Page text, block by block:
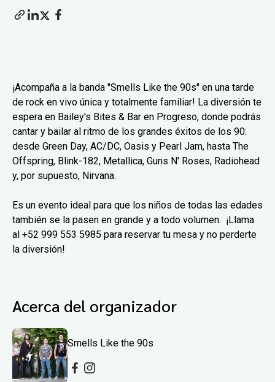
¡Acompaña a la banda "Smells Like the 90s" en una tarde
de rock en vivo única y totalmente familiar! La diversión te
espera en Bailey's Bites & Bar en Progreso, donde podrás
cantar y bailar al ritmo de los grandes éxitos de los 90:
desde Green Day, AC/DC, Oasis y Pearl Jam, hasta The
Offspring, Blink-182, Metallica, Guns N' Roses, Radiohead
y, por supuesto, Nirvana.
Es un evento ideal para que los niños de todas las edades
también se la pasen en grande y a todo volumen. ¡Llama
al +52 999 553 5985 para reservar tu mesa y no perderte
la diversión!
Acerca del organizador
Smells Like the 90s